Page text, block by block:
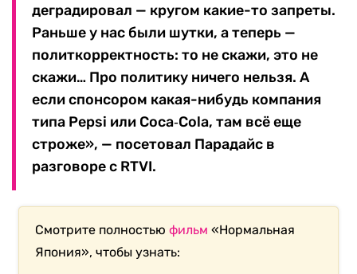
деградировал — кругом какие-то запреты.
Раньше у нас были шутки, а теперь —
политкорректность: то не скажи, это не
скажи… Про политику ничего нельзя. А
если спонсором какая-нибудь компания
типа Pepsi или Coca‑Cola, там всё еще
строже», — посетовал Парадайс в
разговоре с RTVI.
Смотрите полностьюфильм «Нормальная
Япония», чтобы узнать: